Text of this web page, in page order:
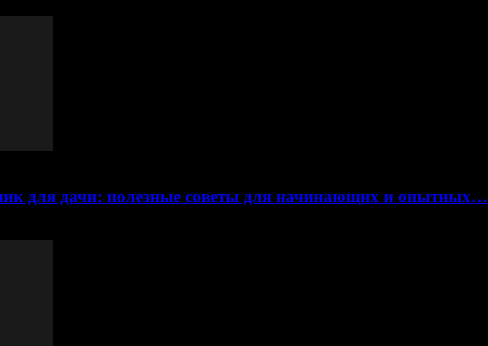
для дачи: полезные советы для начинающих и опытных…